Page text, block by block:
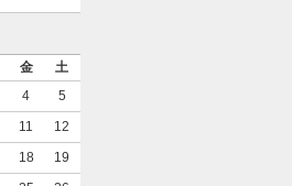
金
土
4
5
11
12
18
19